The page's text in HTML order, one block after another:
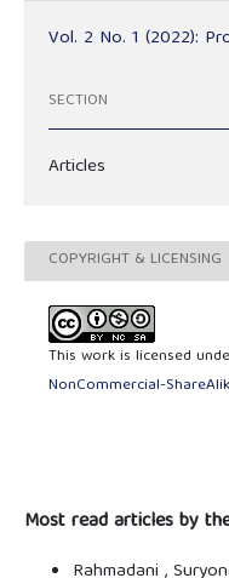
Vol. 2 No. 1 (2022):
SECTION
Articles
COPYRIGHT & LICENSING
This work is licensed
NonCommercial-
Most read articles by